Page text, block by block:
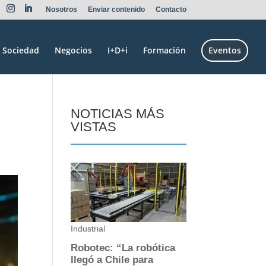
Nosotros Enviar contenido Contacto
Sociedad Negocios I+D+i Formación Eventos
NOTICIAS MÁS
VISTAS